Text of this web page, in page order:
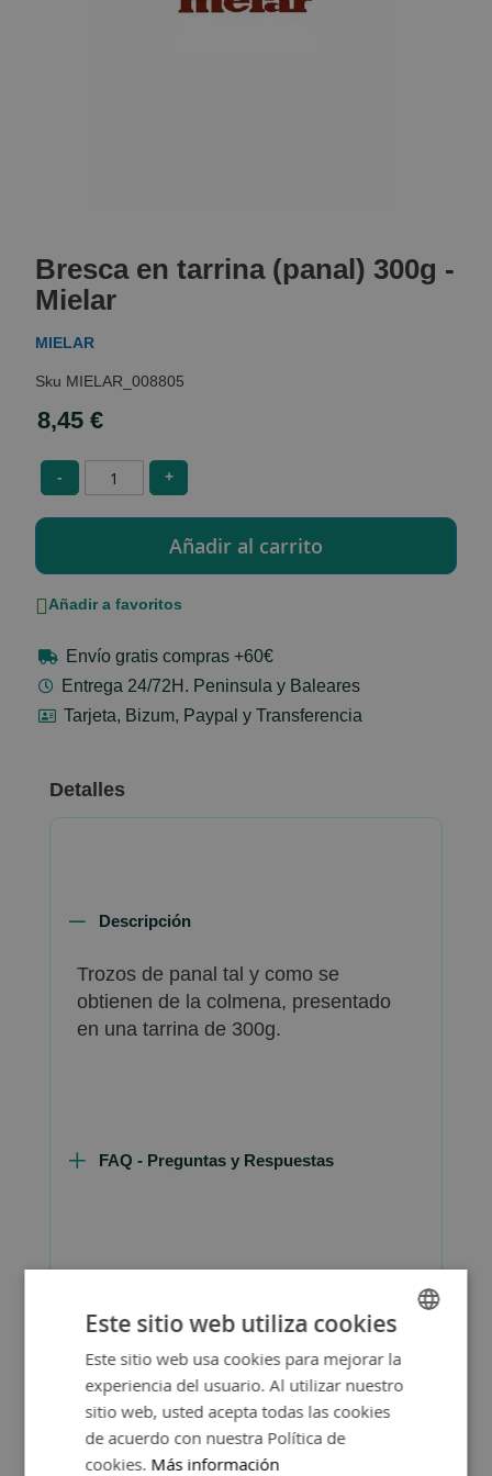
the
beginning
of
the
gallery
Bresca en tarrina (panal) 300g -
Mielar
MIELAR
MIELAR_008805
8,45 €
- +
Añadir a favoritos
Envío gratis compras +60€
Entrega 24/72H. Peninsula y Baleares
Tarjeta, Bizum, Paypal y Transferencia
Detalles
Descripción
Trozos de panal tal y como se
obtienen de la colmena, presentado
en una tarrina de 300g.
FAQ - Preguntas y Respuestas
SPANISH
ENGLISH
Este sitio web utiliza cookies
Este sitio web usa cookies para mejorar la
experiencia del usuario. Al utilizar nuestro
sitio web, usted acepta todas las cookies
de acuerdo con nuestra Política de
cookies. Más información